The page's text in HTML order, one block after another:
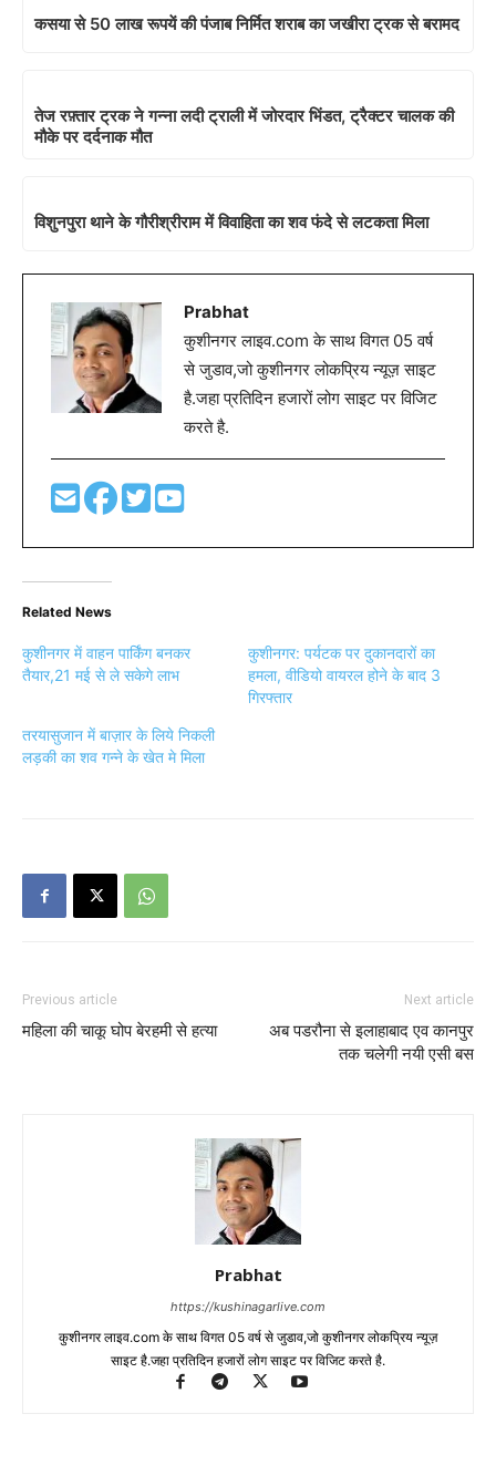
कसया से 50 लाख रूपयें की पंजाब निर्मित शराब का जखीरा ट्रक से बरामद
तेज रफ़्तार ट्रक ने गन्ना लदी ट्राली में जोरदार भिंडत, ट्रैक्टर चालक की
मौके पर दर्दनाक मौत
विशुनपुरा थाने के गौरीश्रीराम में विवाहिता का शव फंदे से लटकता मिला
Prabhat
कुशीनगर लाइव.com के साथ विगत 05 वर्ष
से जुडाव,जो कुशीनगर लोकप्रिय न्यूज़ साइट
है.जहा प्रतिदिन हजारों लोग साइट पर विजिट
करते है.
Related News
कुशीनगर में वाहन पार्किंग बनकर
तैयार,21 मई से ले सकेगे लाभ
कुशीनगर: पर्यटक पर दुकानदारों का
हमला, वीडियो वायरल होने के बाद 3
गिरफ्तार
तरयासुजान में बाज़ार के लिये निकली
लड़की का शव गन्ने के खेत मे मिला
Previous article
महिला की चाकू घोप बेरहमी से हत्या
Next article
अब पडरौना से इलाहाबाद एव कानपुर
तक चलेगी नयी एसी बस
Prabhat
https://kushinagarlive.com
कुशीनगर लाइव.com के साथ विगत 05 वर्ष से जुडाव,जो कुशीनगर लोकप्रिय न्यूज़
साइट है.जहा प्रतिदिन हजारों लोग साइट पर विजिट करते है.